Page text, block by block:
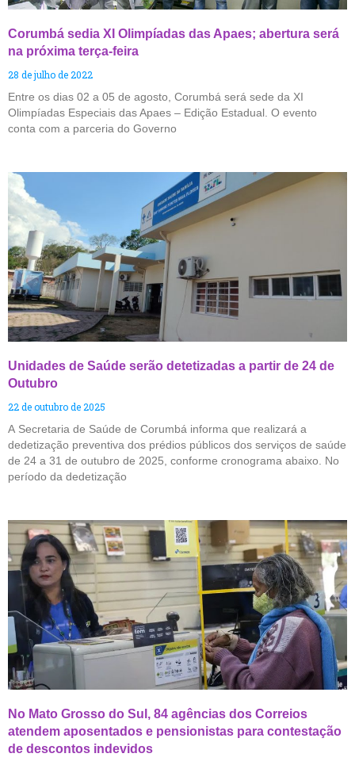
Corumbá sedia XI Olimpíadas das Apaes; abertura será
na próxima terça-feira
28 de julho de 2022
Entre os dias 02 a 05 de agosto, Corumbá será sede da XI
Olimpíadas Especiais das Apaes – Edição Estadual. O evento
conta com a parceria do Governo
Unidades de Saúde serão detetizadas a partir de 24 de
Outubro
22 de outubro de 2025
A Secretaria de Saúde de Corumbá informa que realizará a
dedetização preventiva dos prédios públicos dos serviços de saúde
de 24 a 31 de outubro de 2025, conforme cronograma abaixo. No
período da dedetização
No Mato Grosso do Sul, 84 agências dos Correios
atendem aposentados e pensionistas para contestação
de descontos indevidos